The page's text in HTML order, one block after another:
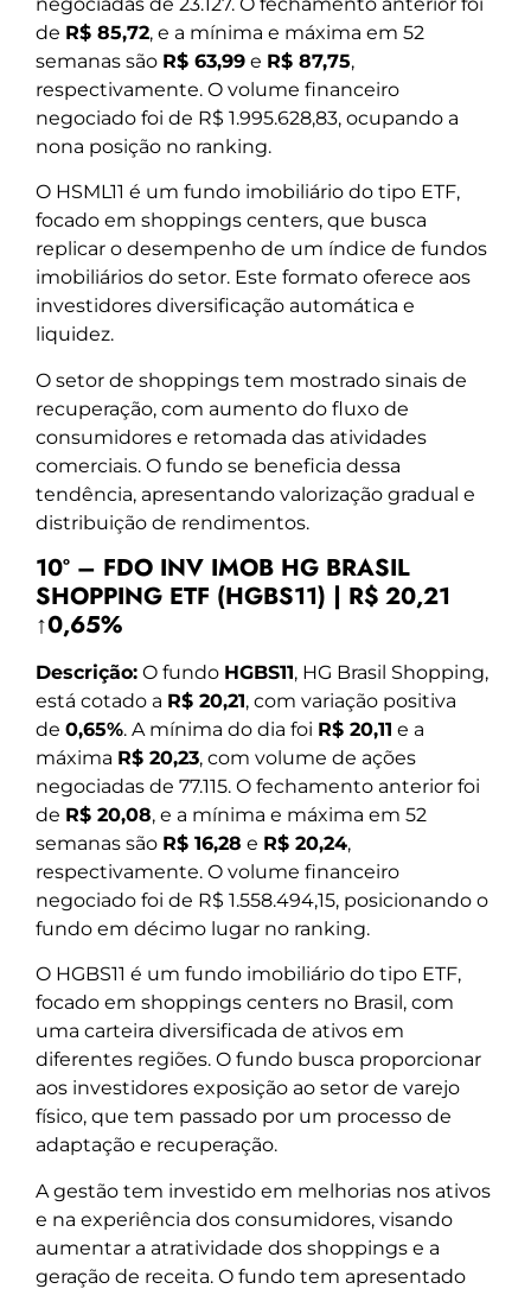
de R$ 85,72, e a mínima e máxima em 52
semanas são R$ 63,99 e R$ 87,75,
respectivamente. O volume financeiro
negociado foi de R$ 1.995.628,83, ocupando a
nona posição no ranking.
O HSML11 é um fundo imobiliário do tipo ETF,
focado em shoppings centers, que busca
replicar o desempenho de um índice de fundos
imobiliários do setor. Este formato oferece aos
investidores diversificação automática e
liquidez.
O setor de shoppings tem mostrado sinais de
recuperação, com aumento do fluxo de
consumidores e retomada das atividades
comerciais. O fundo se beneficia dessa
tendência, apresentando valorização gradual e
distribuição de rendimentos.
10º – FDO INV IMOB HG BRASIL
SHOPPING ETF (HGBS11) | R$ 20,21
↑0,65%
Descrição: O fundo HGBS11, HG Brasil Shopping,
está cotado a R$ 20,21, com variação positiva
de 0,65%. A mínima do dia foi R$ 20,11 e a
máxima R$ 20,23, com volume de ações
negociadas de 77.115. O fechamento anterior foi
de R$ 20,08, e a mínima e máxima em 52
semanas são R$ 16,28 e R$ 20,24,
respectivamente. O volume financeiro
negociado foi de R$ 1.558.494,15, posicionando o
fundo em décimo lugar no ranking.
O HGBS11 é um fundo imobiliário do tipo ETF,
focado em shoppings centers no Brasil, com
uma carteira diversificada de ativos em
diferentes regiões. O fundo busca proporcionar
aos investidores exposição ao setor de varejo
físico, que tem passado por um processo de
adaptação e recuperação.
A gestão tem investido em melhorias nos ativos
e na experiência dos consumidores, visando
aumentar a atratividade dos shoppings e a
geração de receita. O fundo tem apresentado